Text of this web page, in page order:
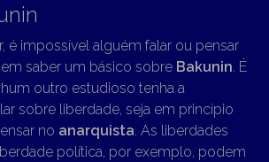
é impossível alguém falar ou pensar
saber um básico sobre Bakunin . É
outro estudioso tenha a
sobre liberdade, seja em princípio
no anarquista . As liberdades
política, por exemplo, podem